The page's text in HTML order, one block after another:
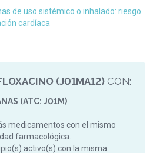
de uso sistémico o inhalado: riesgo
cardíaca
(J01MA12) CON:
(ATC: J01M)
medicamentos con el mismo
farmacológica.
activo(s) con la misma